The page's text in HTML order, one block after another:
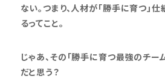
ない。つまり、人材が「勝手に育つ」
るってこと。
じゃあ、その「勝手に育つ最強のチー
だと思う？